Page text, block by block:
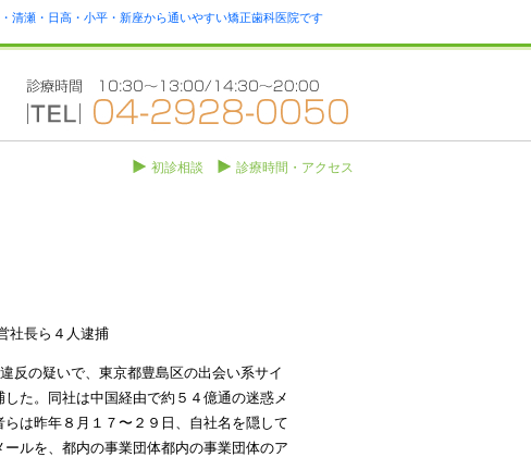
瀬・日高・小平・新座から通いやすい矯正歯科医院です
診療時間・アクセス
初診相談
社長ら４人逮捕
の疑いで、東京都豊島区の出会い系サイ
た。同社は中国経由で約５４億通の迷惑メ
は昨年８月１７〜２９日、自社名を隠して
ルを、都内の事業団体都内の事業団体のア